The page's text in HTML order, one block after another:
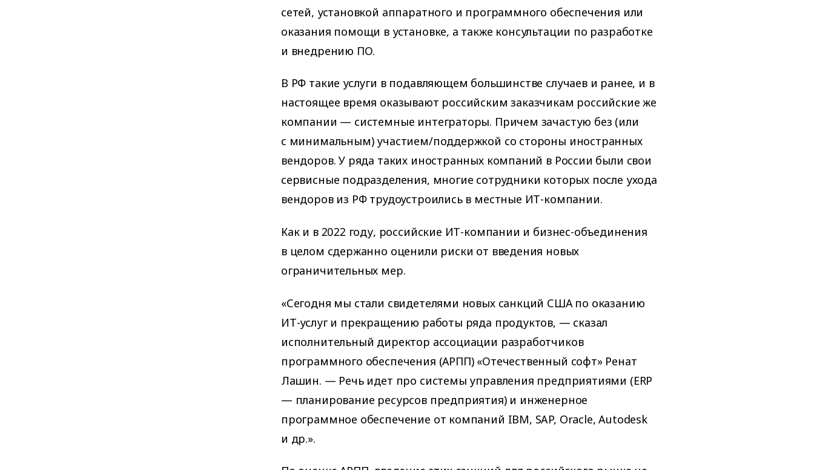
сетей, установкой аппаратного и программного обеспечения или
оказания помощи в установке, а также консультации по разработке
и внедрению ПО.
В РФ такие услуги в подавляющем большинстве случаев и ранее, и в
настоящее время оказывают российским заказчикам российские же
компании — системные интеграторы. Причем зачастую без (или
с минимальным) участием/поддержкой со стороны иностранных
вендоров. У ряда таких иностранных компаний в России были свои
сервисные подразделения, многие сотрудники которых после ухода
вендоров из РФ трудоустроились в местные ИТ-компании.
Как и в 2022 году, российские ИТ-компании и бизнес-объединения
в целом сдержанно оценили риски от введения новых
ограничительных мер.
«Сегодня мы стали свидетелями новых санкций США по оказанию
ИТ-услуг и прекращению работы ряда продуктов, — сказал
исполнительный директор ассоциации разработчиков
программного обеспечения (АРПП) «Отечественный софт» Ренат
Лашин. — Речь идет про системы управления предприятиями (ERP
— планирование ресурсов предприятия) и инженерное
программное обеспечение от компаний IBM, SAP, Oracle, Autodesk
и др.».